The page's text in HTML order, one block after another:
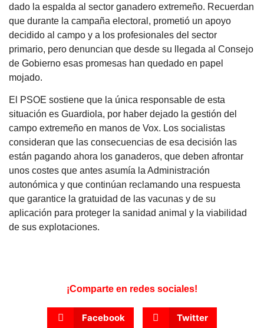
dado la espalda al sector ganadero extremeño. Recuerdan
que durante la campaña electoral, prometió un apoyo
decidido al campo y a los profesionales del sector
primario, pero denuncian que desde su llegada al Consejo
de Gobierno esas promesas han quedado en papel
mojado.
El PSOE sostiene que la única responsable de esta
situación es Guardiola, por haber dejado la gestión del
campo extremeño en manos de Vox. Los socialistas
consideran que las consecuencias de esa decisión las
están pagando ahora los ganaderos, que deben afrontar
unos costes que antes asumía la Administración
autonómica y que continúan reclamando una respuesta
que garantice la gratuidad de las vacunas y de su
aplicación para proteger la sanidad animal y la viabilidad
de sus explotaciones.
¡Comparte en redes sociales!
Facebook Twitter